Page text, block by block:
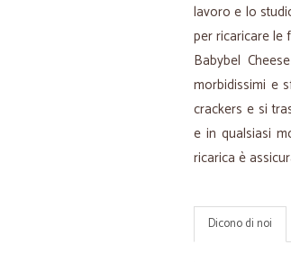
lavoro e lo
per ricaricare le
Babybel
morbidissimi e
crackers e si
e in qualsiasi
ricarica è
Dicono di noi